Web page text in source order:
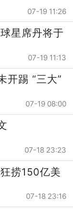
07-19 11:26
星席丹将于
07-19 11:13
开踢 “三大”
07-19 08:00
07-18 23:23
捞150亿美
07-18 23:16